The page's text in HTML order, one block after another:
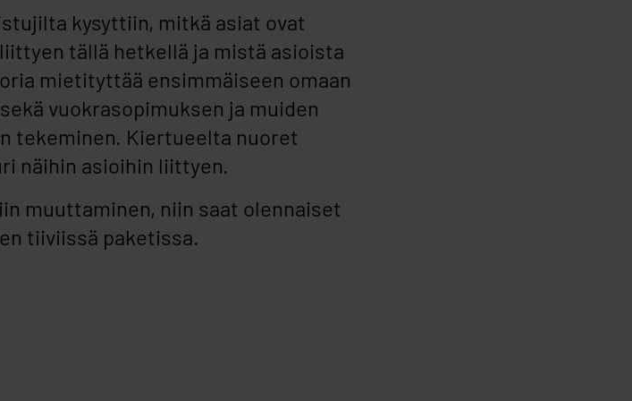
kysyttiin, mitkä asiat ovat
tällä hetkellä ja mistä asioista
mietityttää ensimmäiseen omaan
vuokrasopimuksen ja muiden
tekeminen. Kiertueelta nuoret
näihin asioihin liittyen.
muuttaminen, niin saat olennaiset
tiiviissä paketissa.